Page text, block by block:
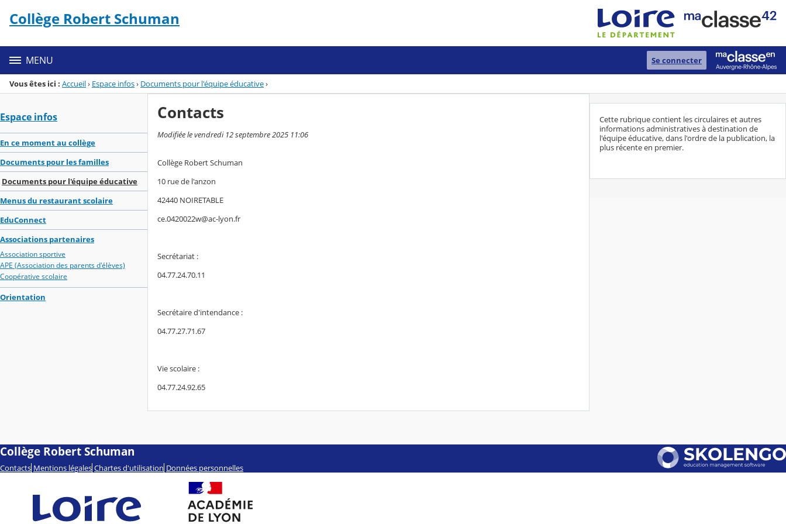
Menu de la rubrique
Contenu
Collège Robert Schuman
MENU Se connecter
Vous êtes ici : Accueil› Espace infos› Documents pour l'équipe éducative›
Espace infos
En ce moment au collège
Documents pour les familles
Documents pour l'équipe éducative
Menus du restaurant scolaire
EduConnect
Associations partenaires
Association sportive
APE (Association des parents d'élèves)
Coopérative scolaire
Orientation
Contacts
Modifiée le vendredi 12 septembre 2025 11:06
Collège Robert Schuman
10 rue de l'anzon
42440 NOIRETABLE
ce.0420022w@ac-lyon.fr
Secrétariat :
04.77.24.70.11
Secrétaire d'intendance :
04.77.27.71.67
Vie scolaire :
04.77.24.92.65
Cette rubrique contient les circulaires et autres
informations administratives à destination de
l'équipe éducative, dans l'ordre de la publication, la
plus récente en premier.
Collège Robert Schuman
Contacts Mentions légales Chartes d'utilisation Données personnelles